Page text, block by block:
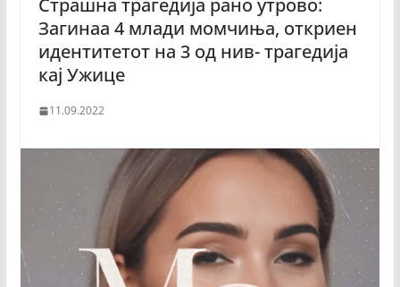
Страшна трагедија рано утрово:
Загинаа 4 млади момчиња, откриен
идентитетот на 3 од нив- трагедија
кај Ужице
11.09.2022